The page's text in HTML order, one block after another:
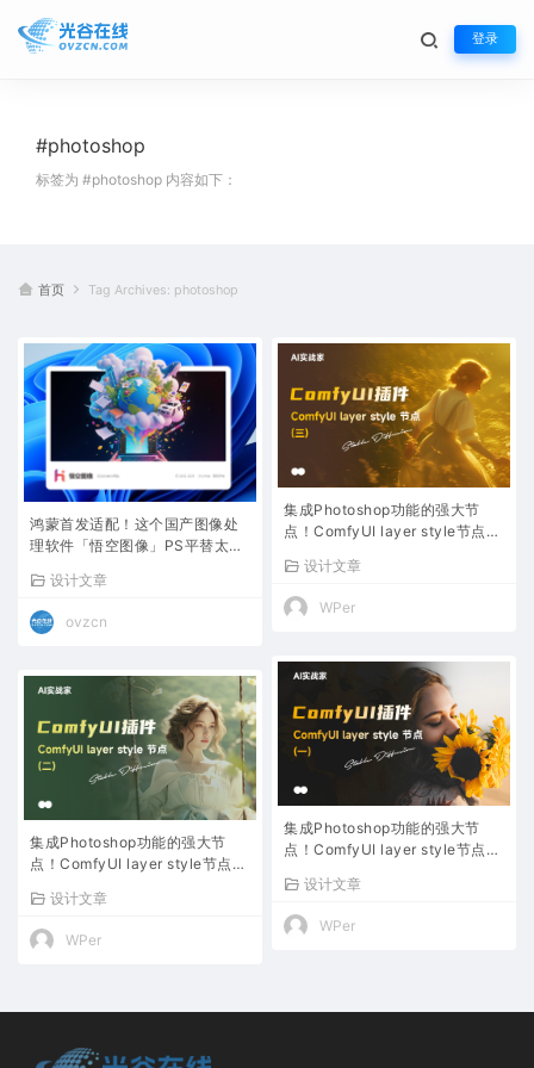
登录
#photoshop
标签为 #photoshop 内容如下：
首页 Tag Archives: photoshop
鸿蒙首发适配！这个国产图像处
理软件「悟空图像」PS平替太香
设计文章
ovzcn
集成Photoshop功能的强大节
点！ComfyUI layer style节点保
设计文章
WPer
集成Photoshop功能的强大节
点！ComfyUI layer style节点保
设计文章
WPer
集成Photoshop功能的强大节
点！ComfyUI layer style节点保
设计文章
WPer